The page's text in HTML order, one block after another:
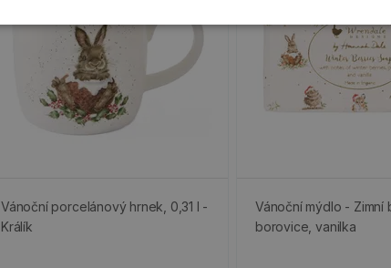
Vánoční porcelánový hrnek, 0,31 l -
Králík
Vánoční mýdlo - Zimní
borovice, vanilka